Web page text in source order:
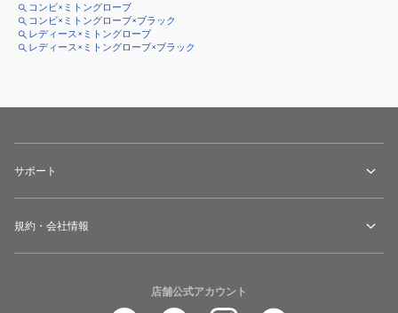
コンビ×ミトングローブ
コンビ×ミトングローブ×ブラック
レディース×ミトングローブ
レディース×ミトングローブ×ブラック
サポート
規約・会社情報
店舗公式アカウント